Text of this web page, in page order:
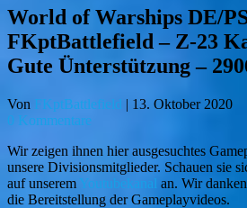
World of Warships DE/
FKptBattlefield – Z-23
Gute Ünterstützung –
Von FKptBattlefield | 13. Oktober 2020
0 Kommentare
Wir zeigen ihnen hier ausgesuchtes
unsere Divisionsmitglieder. Schauen sie
auf unserem Youtubekanal an. Wir
die Bereitstellung der Gameplayvideos.